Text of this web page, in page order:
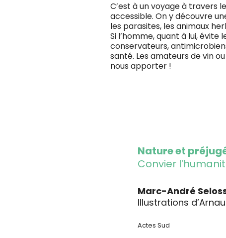
C’est à un voyage à travers
accessible. On y découvre
les parasites, les animaux
Si l’homme, quant à lui, évite
conservateurs,
santé. Les amateurs de vin
nous apporter !
Nature et
Convier
Marc-André
Illustrations
Actes Sud